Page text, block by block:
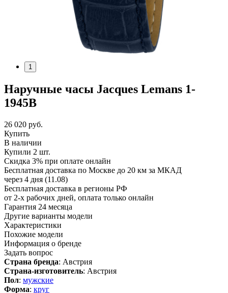
1
Наручные часы Jacques Lemans 1-
1945B
26 020 руб.
Купить
В наличии
Купили 2 шт.
Скидка 3% при оплате онлайн
Бесплатная доставка по Москве до 20 км за МКАД
через 4 дня (11.08)
Бесплатная доставка в регионы РФ
от 2-х рабочих дней, оплата только онлайн
Гарантия 24 месяца
Другие варианты модели
Характеристики
Похожие модели
Информация о бренде
Задать вопрос
Страна бренда: Австрия
Страна-изготовитель: Австрия
Пол: мужские
Форма: круг